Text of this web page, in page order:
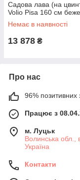
Садова лава (на
Volio Pisa 160 см
Немає в наявності
13 878 ₴
Про нас
96% позитивних
Працює з
м. Луцьк
Волинська обл.,
Україна
Контакти